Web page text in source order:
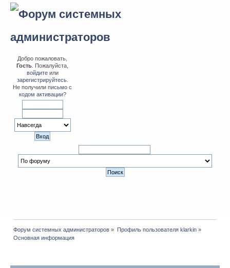
Добро пожаловать,
Гость . Пожалуйста,
войдитеили
зарегистрируйтесь.
Не получилиписьмо с
кодом активации?
Форум системных администраторов » Профиль пользователя klarkin»
Основная информация